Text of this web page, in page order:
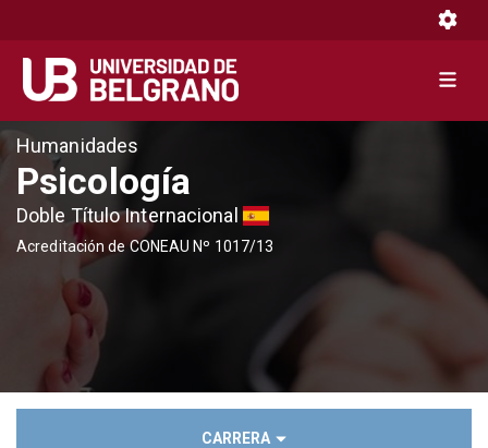
Pasar
contenido
principal
Humanidades
Psicología
Doble Título Internacional
Acreditación de CONEAU Nº 1017/13
CARRERA